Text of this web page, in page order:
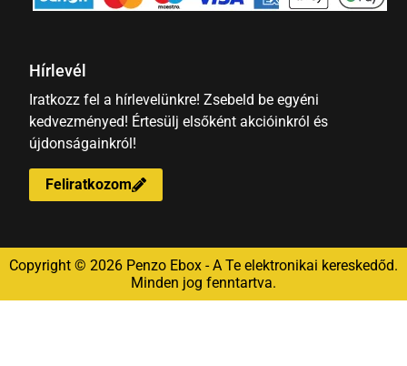
Hírlevél
Iratkozz fel a hírlevelünkre! Zsebeld be egyéni
kedvezményed! Értesülj elsőként akcióinkról és
újdonságainkról!
Feliratkozom
Copyright © 2026 Penzo Ebox - A Te elektronikai kereskedőd.
Minden jog fenntartva.